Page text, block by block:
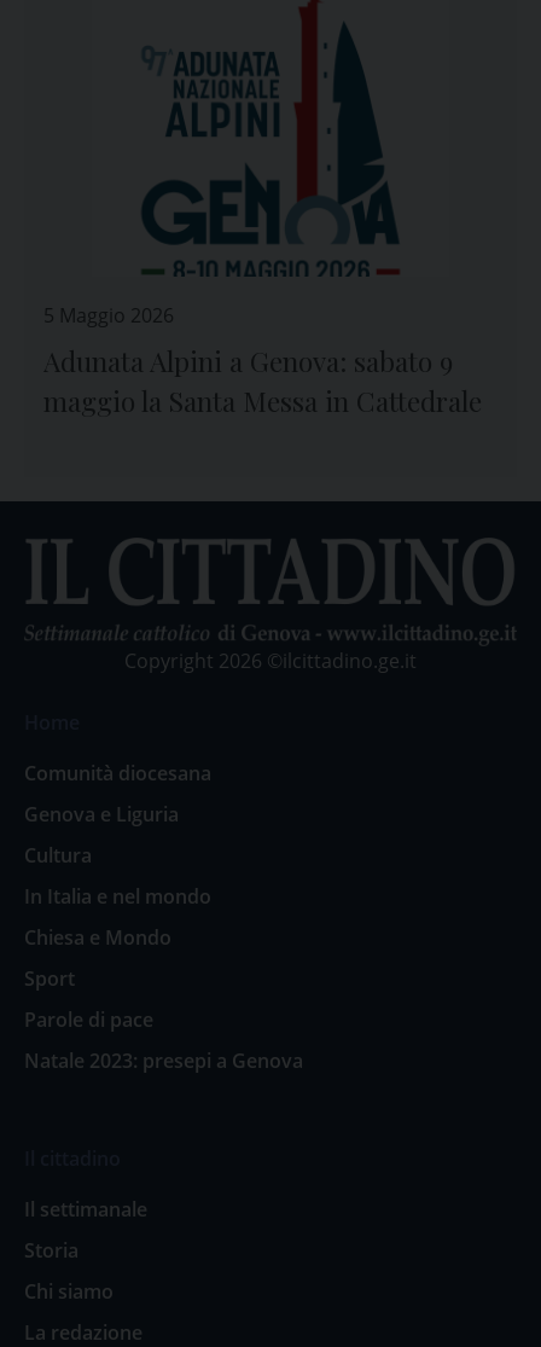
5 Maggio 2026
Adunata Alpini a Genova: sabato 9
maggio la Santa Messa in Cattedrale
Copyright 2026 ©ilcittadino.ge.it
Comunità diocesana
Genova e Liguria
Cultura
In Italia e nel mondo
Chiesa e Mondo
Sport
Parole di pace
Natale 2023: presepi a Genova
Il settimanale
Storia
Chi siamo
La redazione